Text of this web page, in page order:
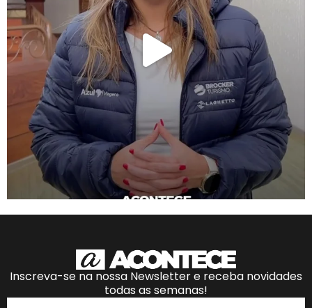
Inscreva-se na nossa Newsletter e receba novidades
todas as semanas!